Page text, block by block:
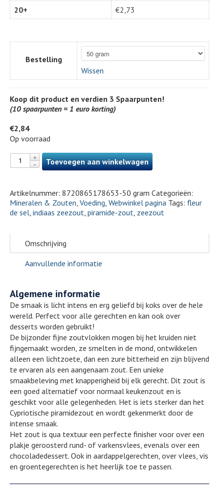
20+
€2,73
Bestelling
Wissen
Koop dit product en verdien 3 Spaarpunten!
(10 spaarpunten = 1 euro korting)
€2,84
Op voorraad
Toevoegen aan winkelwagen
Artikelnummer: 8720865178653-50 gram Categorieën:
Mineralen & Zouten Voeding Webwinkel pagina Tags: fleur
de sel indiaas zeezout piramide-zout zeezout
Omschrijving
Aanvullende informatie
Algemene informatie
De smaak is licht intens en erg geliefd bij koks over de hele
wereld. Perfect voor alle gerechten en kan ook over
desserts worden gebruikt!
De bijzonder fijne zoutvlokken mogen bij het kruiden niet
fijngemaakt worden, ze smelten in de mond, ontwikkelen
alleen een lichtzoete, dan een zure bitterheid en zijn blijvend
te ervaren als een aangenaam zout. Een unieke
smaakbeleving met knapperigheid bij elk gerecht. Dit zout is
een goed alternatief voor normaal keukenzout en is
geschikt voor alle gelegenheden. Het is iets sterker dan het
Cypriotische piramidezout en wordt gekenmerkt door de
intense smaak.
Het zout is qua textuur een perfecte finisher voor over een
plakje geroosterd rund- of varkensvlees, evenals over een
chocoladedessert. Ook in aardappelgerechten, over vlees, vis
en groentegerechten is het heerlijk toe te passen.